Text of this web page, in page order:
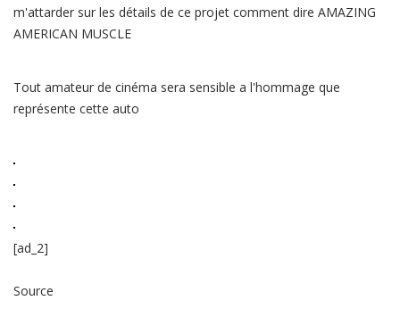
m'attarder sur les détails de ce projet comment dire AMAZING
AMERICAN MUSCLE
Tout amateur de cinéma sera sensible a l'hommage que
représente cette auto
[ad_2]
Source